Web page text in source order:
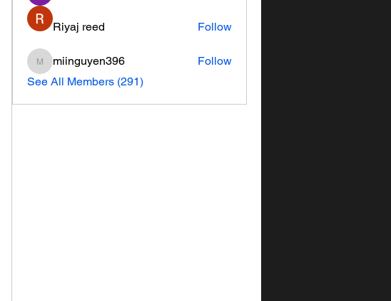
Riyaj reed Follow
miinguyen396
miinguyen396
Follow
See All Members (291)